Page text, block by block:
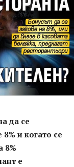
да се
и когато се
8%
е